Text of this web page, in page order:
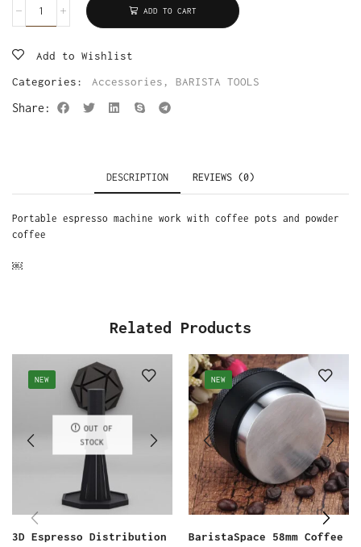
ADD TO CART
Add to Wishlist
Categories:
Accessories , BARISTA TOOLS
Share:
DESCRIPTION REVIEWS (0)
Portable espresso machine work with coffee pots and powder
coffee
￼
Related Products
NEW
OUT OF
STOCK
3D Espresso Distribution
NEW
BaristaSpace 58mm Coffee